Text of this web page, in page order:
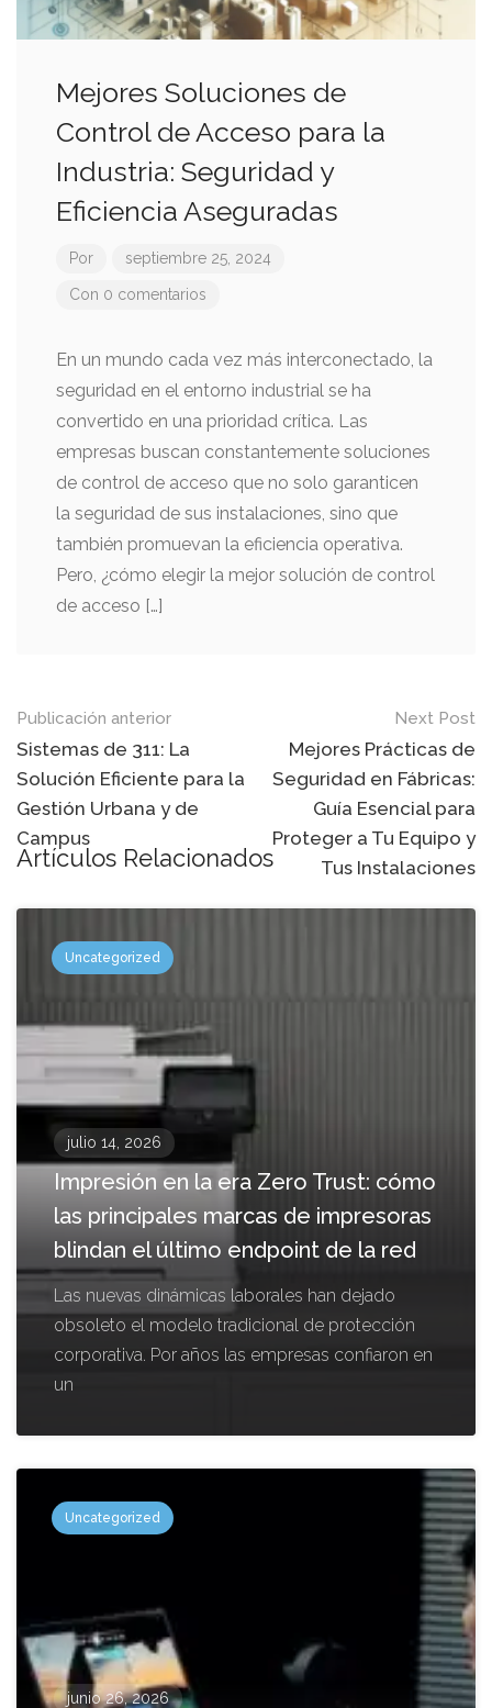
Mejores Soluciones de
Control de Acceso para la
Industria: Seguridad y
Eficiencia Aseguradas
Por septiembre 25, 2024
Con 0 comentarios
En un mundo cada vez más interconectado, la
seguridad en el entorno industrial se ha
convertido en una prioridad crítica. Las
empresas buscan constantemente soluciones
de control de acceso que no solo garanticen
la seguridad de sus instalaciones, sino que
también promuevan la eficiencia operativa.
Pero, ¿cómo elegir la mejor solución de control
de acceso […]
Mensaje
de
navegación
Publicación anterior
Sistemas de 311: La
Solución Eficiente para la
Gestión Urbana y de
Campus
Next Post
Mejores Prácticas de
Seguridad en Fábricas:
Guía Esencial para
Proteger a Tu Equipo y
Tus Instalaciones
Artículos Relacionados
Uncategorized
julio 14, 2026
Impresión en la era Zero Trust: cómo
las principales marcas de impresoras
blindan el último endpoint de la red
Las nuevas dinámicas laborales han dejado
obsoleto el modelo tradicional de protección
corporativa. Por años las empresas confiaron en
un
Uncategorized
junio 26, 2026